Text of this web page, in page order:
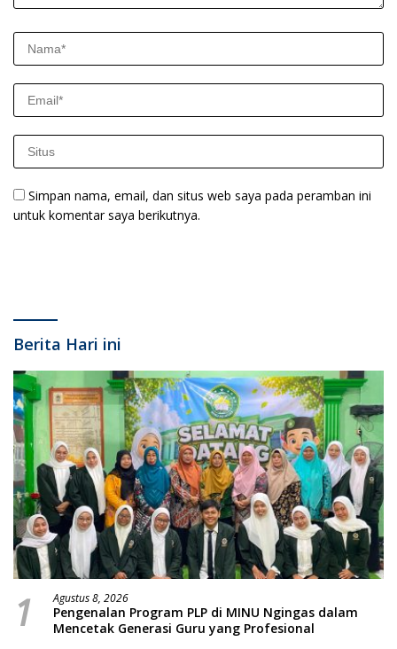
Simpan nama, email, dan situs web saya pada peramban ini
untuk komentar saya berikutnya.
Berita Hari ini
1 Agustus 8, 2026
Pengenalan Program PLP di MINU Ngingas dalam
Mencetak Generasi Guru yang Profesional